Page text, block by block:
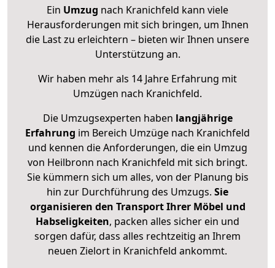
Ein Umzug nach Kranichfeld kann viele
Herausforderungen mit sich bringen, um Ihnen
die Last zu erleichtern – bieten wir Ihnen unsere
Unterstützung an.
Wir haben mehr als 14 Jahre Erfahrung mit
Umzügen nach Kranichfeld.
Die Umzugsexperten haben langjährige
Erfahrung im Bereich Umzüge nach Kranichfeld
und kennen die Anforderungen, die ein Umzug
von Heilbronn nach Kranichfeld mit sich bringt.
Sie kümmern sich um alles, von der Planung bis
hin zur Durchführung des Umzugs. Sie
organisieren den Transport Ihrer Möbel und
Habseligkeiten, packen alles sicher ein und
sorgen dafür, dass alles rechtzeitig an Ihrem
neuen Zielort in Kranichfeld ankommt.